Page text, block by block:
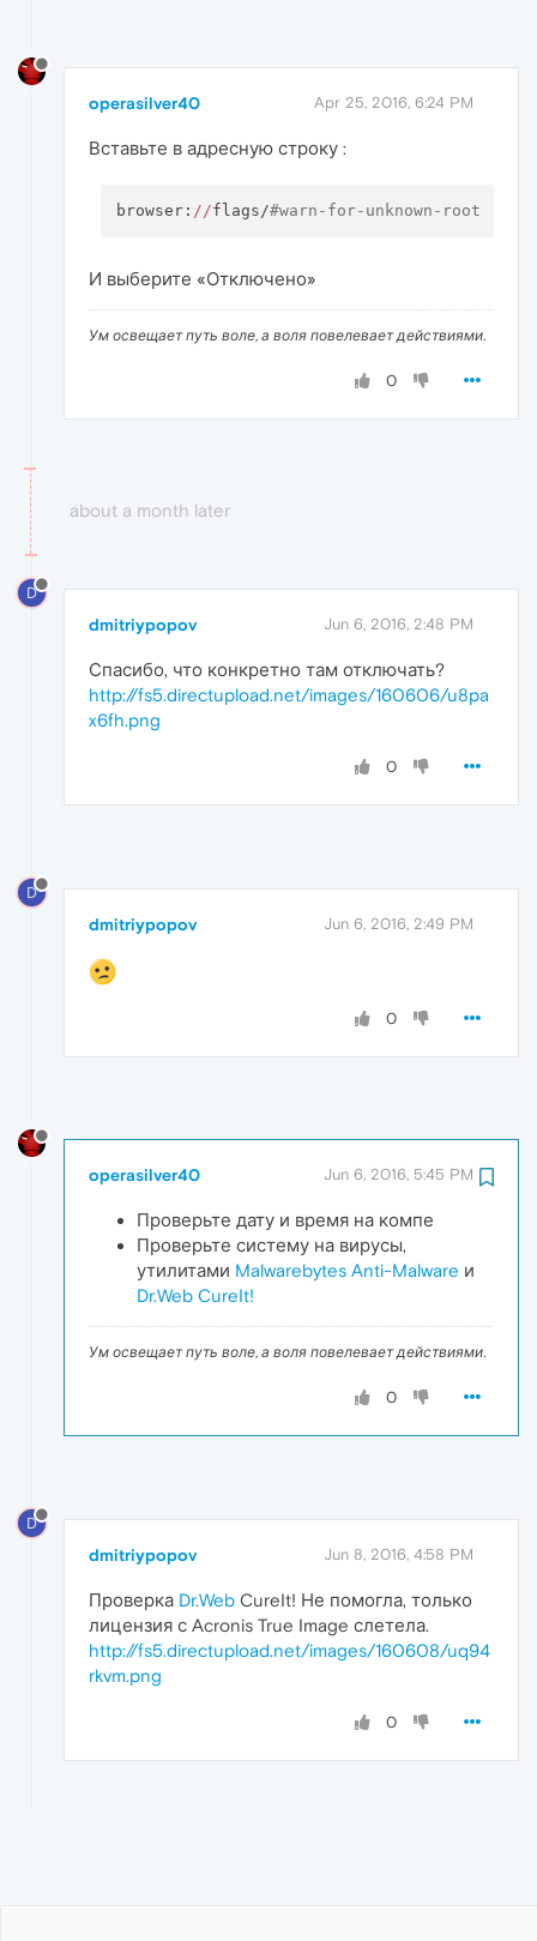
operasilver40 Apr 25, 2016, 6:24 PM
Вставьте в адресную строку :
browser: //flags/#warn-for-unknown-root
И выберите «Отключено»
Ум освещает путь воле, а воля повелевает действиями.
0
about a month later
D
dmitriypopov Jun 6, 2016, 2:48 PM
Спасибо, что конкретно там отключать?
http://fs5.directupload.net/images/160606/u8pa
x6fh.png
0
D
dmitriypopov Jun 6, 2016, 2:49 PM
0
operasilver40 Jun 6, 2016, 5:45 PM
Проверьте дату и время на компе
Проверьте систему на вирусы,
утилитами Malwarebytes Anti-Malware и
Dr.Web CureIt!
Ум освещает путь воле, а воля повелевает действиями.
0
D
dmitriypopov Jun 8, 2016, 4:58 PM
Проверка Dr.Web CureIt! Не помогла, только
лицензия с Acronis True Image слетела.
http://fs5.directupload.net/images/160608/uq94
rkvm.png
0